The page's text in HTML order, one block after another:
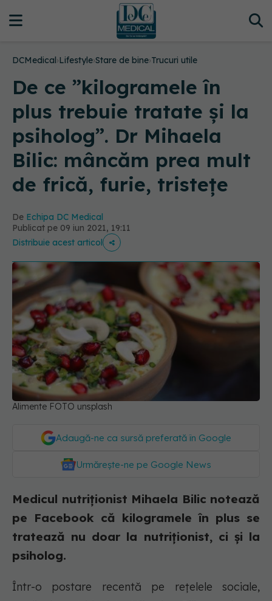
DCMedical›Lifestyle›Stare de bine›Trucuri utile
De ce ”kilogramele în
plus trebuie tratate și la
psiholog”. Dr Mihaela
Bilic: mâncăm prea mult
de frică, furie, tristețe
De Echipa DC Medical
Publicat pe 09 iun 2021, 19:11
Distribuie acest articol
Alimente FOTO unsplash
Adaugă-ne ca sursă preferată în Google
Urmărește-ne pe Google News
Medicul nutriționist Mihaela Bilic notează
pe Facebook că kilogramele în plus se
tratează nu doar la nutriționist, ci și la
psiholog.
Într-o postare recentă pe rețelele sociale,